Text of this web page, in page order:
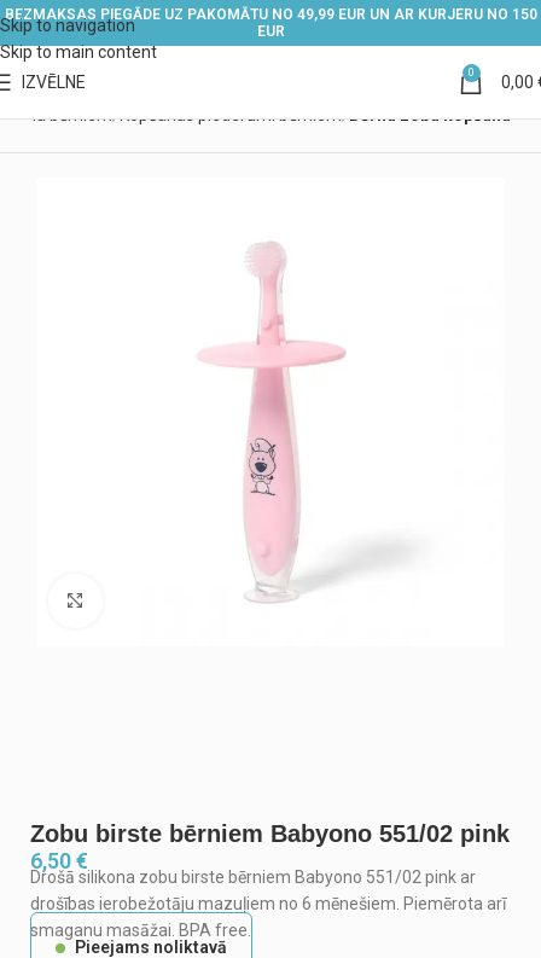
Skip to navigation
Skip to main content
BEZMAKSAS PIEGĀDE UZ PAKOMĀTU NO 49,99 EUR UN AR KURJERU NO 150
EUR
IZVĒLNE 0 0,00
Noklikšķiniet, lai palielinātu
Zobu birste bērniem Babyono 551/02 pink
6,50€
Drošā silikona zobu birste bērniem Babyono 551/02 pink ar
drošības ierobežotāju mazuļiem no 6 mēnešiem. Piemērota arī
smaganu masāžai. BPA free.
Pieejams noliktavā